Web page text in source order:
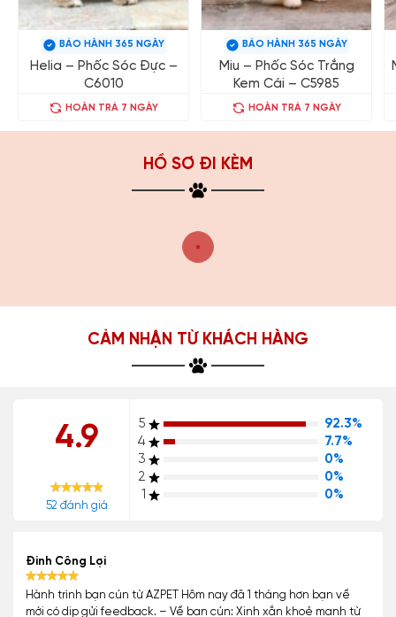
BẢO HÀNH 365 NGÀY
Helia – Phốc Sóc Đực –
C6010
HOÀN TRẢ 7 NGÀY
BẢO HÀNH 365 NGÀY
Miu – Phốc Sóc Trắng
Kem Cái – C5985
HOÀN TRẢ 7 NGÀY
HỒ SƠ ĐI KÈM
CẢM NHẬN TỪ KHÁCH HÀNG
4.9
52 đánh giá
5
92.3%
4
7.7%
3
0%
2
0%
1
0%
Đinh Công Lợi
Hành trình bạn cún từ AZPET Hôm nay đã 1 tháng hơn bạn về
mới có dịp gửi feedback. – Về bạn cún: Xinh xắn khoẻ mạnh từ